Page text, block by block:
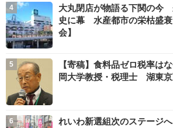
大丸閉店が物語る下関の今
史に幕 水産都市の栄枯盛
会】
【寄稿】食料品ゼロ税率は
岡大学教授・税理士 湖東
れいわ新選組次のステージ